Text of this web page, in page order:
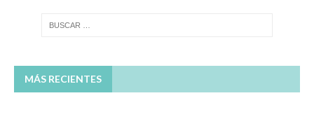
MÁS RECIENTES